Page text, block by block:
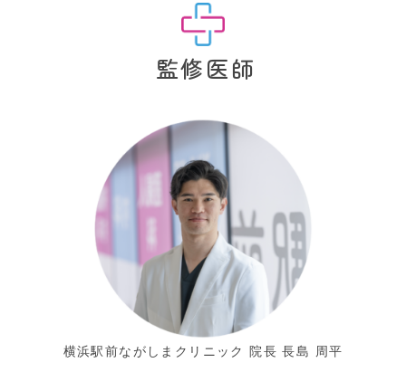
監修医師
横浜駅前ながしまクリニック 院長 長島 周平